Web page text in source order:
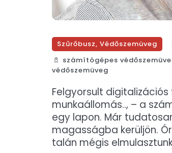
Szűrőbusz, Védőszemüveg
számítógépes
védőszemüveg
Felgyorsult
munkaállomás.., – a
egy lapon. Már
magasságba kerüljön.
talán mégis